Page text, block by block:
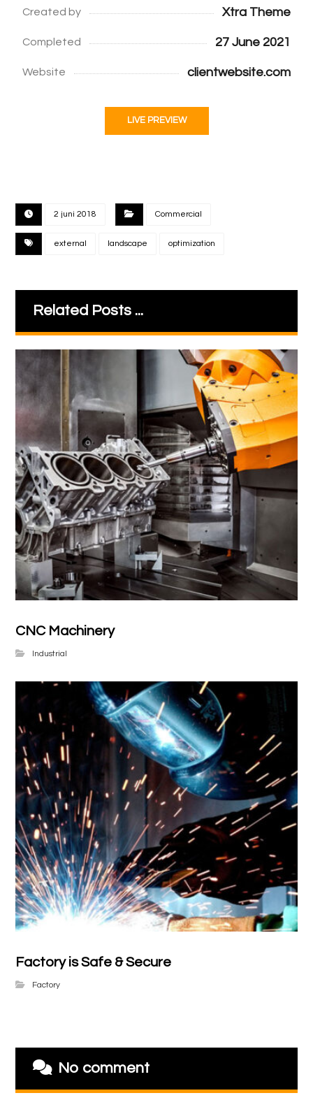
Created by Xtra Theme
Completed 27 June 2021
Website clientwebsite.com
LIVE PREVIEW
2 juni 2018 Commercial
external landscape optimization
Related Posts ...
CNC Machinery
Industrial
Factory is Safe & Secure
Factory
No comment